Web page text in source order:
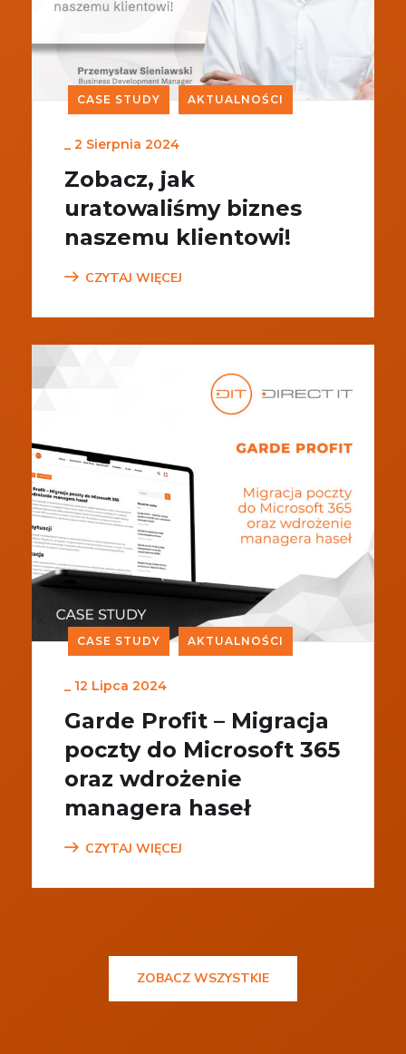
CASE STUDY AKTUALNOŚCI
_ 2 Sierpnia 2024
Zobacz, jak
uratowaliśmy biznes
naszemu klientowi!
CZYTAJ WIĘCEJ
CASE STUDY AKTUALNOŚCI
_ 12 Lipca 2024
Garde Profit – Migracja
poczty do Microsoft 365
oraz wdrożenie
managera haseł
CZYTAJ WIĘCEJ
ZOBACZ WSZYSTKIE